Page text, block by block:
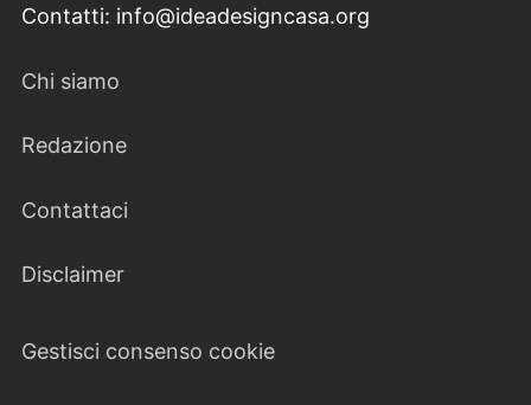
Contatti: info@ideadesigncasa.org
Chi siamo
Redazione
Contattaci
Disclaimer
Gestisci consenso cookie